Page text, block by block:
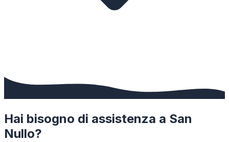
Hai bisogno di assistenza a San
Nullo?